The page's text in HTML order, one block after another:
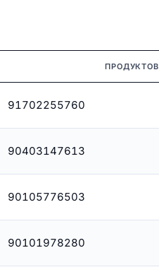
ПРОДУКТОВ
91702255760
90403147613
90105776503
90101978280